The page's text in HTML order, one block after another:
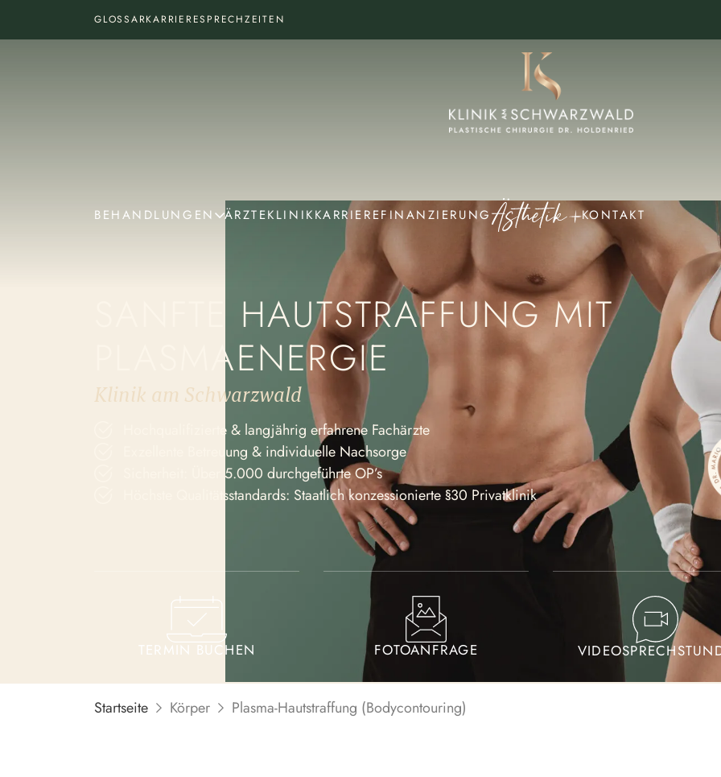
GLOSSARKARRIERESPRECHZEITEN
BEHANDLUNGEN ÄRZTEKLINIKKARRIEREFINANZIERUNG KONTAKT
SANFTE HAUTSTRAFFUNG MIT
PLASMAENERGIE
Klinik am Schwarzwald
Hochqua­li­fi­zierte & langjährig erfahrene Fachärzte
Exzel­lente Betreuung & indivi­duelle Nachsorge
Sicherheit: Über 5.000 durch­ge­führte OP’s
Höchste Quali­täts­stan­dards: Staatlich konzes­sio­nierte §30 Privat­klinik
TERMIN BUCHEN FOTOANFRAGE
Start­seite Körper Plasma-Hautstraffung (Bodycon­touring)